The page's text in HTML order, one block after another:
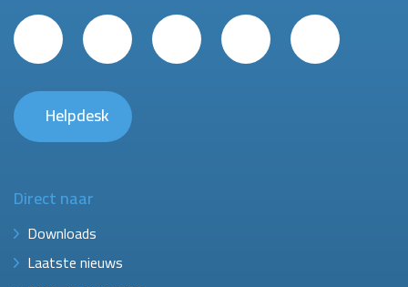
Helpdesk
Direct naar
Downloads
Laatste nieuws